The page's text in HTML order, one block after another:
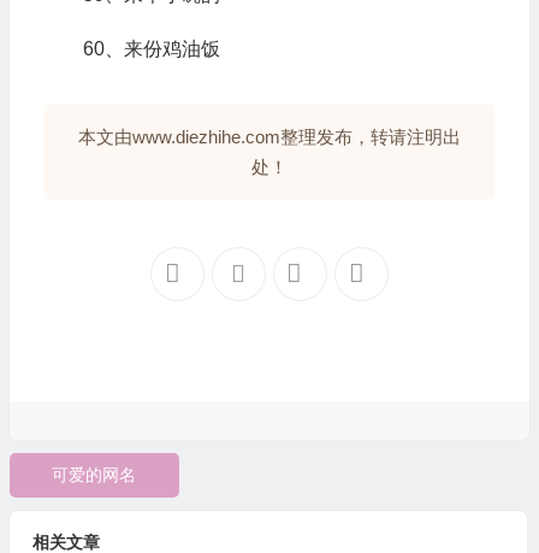
60、来份鸡油饭
本文由www.diezhihe.com整理发布，转请注明出
处！
可爱的网名
相关文章